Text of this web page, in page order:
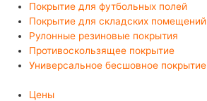
Покрытие для футбольных полей
Покрытие для складских помещений
Рулонные резиновые покрытия
Противоскользящее покрытие
Универсальное бесшовное покрытие
Цены